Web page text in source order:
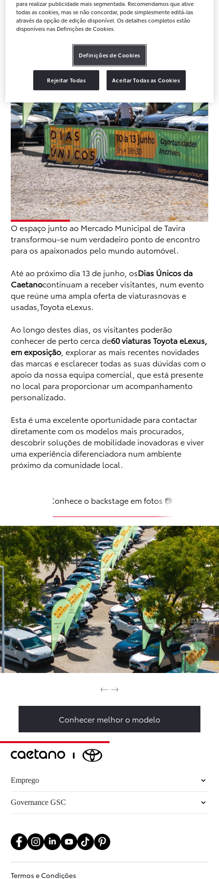
O espaço junto ao Mercado Municipal de Tavira
transformou-se num verdadeiro ponto de encontro
para os apaixonados pelo mundo automóvel.
Até ao próximo dia 13 de junho, osDias Únicos da
Caetanocontinuam a receber visitantes, num evento
que reúne uma ampla oferta de viaturasnovas e
usadas,Toyota eLexus.
Ao longo destes dias, os visitantes poderão
conhecer de perto cerca de60 viaturas Toyota eLexus,
em exposição , explorar as mais recentes novidades
das marcas e esclarecer todas as suas dúvidas com o
apoio da nossa equipa comercial, que está presente
no local para proporcionar um acompanhamento
personalizado.
Esta é uma excelente oportunidade para contactar
diretamente com os modelos mais procurados,
descobrir soluções de mobilidade inovadoras e viver
uma experiência diferenciadora num ambiente
próximo da comunidade local.
Conhece o backstage em fotos 📷
Conhecer melhor o modelo
Emprego
Governance GSC
Termos e Condições
para realizar publicidade mais segmentada. Recomendamos que ative
todas as cookies, mas se não concordar, pode simplesmente editá-las
através da opção de edição disponível. Os detalhes completos estão
disponíveis nas Definições de Cookies.
Definições de Cookies
Rejeitar Todas Aceitar Todas as Cookies